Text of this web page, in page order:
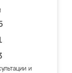
и